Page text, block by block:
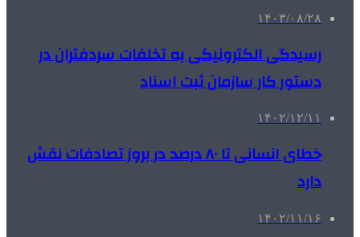
۱۴۰۳/۰۸/۲۸
رسیدگی الکترونیکی به تخلفات سردفتران در
دستور کار سازمان ثبت اسناد
۱۴۰۲/۱۲/۱۱
خطای انسانی تا ۸۰ درصد در بروز تصادفات نقش
دارد
۱۴۰۲/۱۱/۱۶